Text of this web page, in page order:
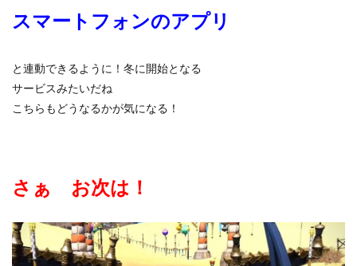
スマートフォンのアプリ
と連動できるように！冬に開始となる
サービスみたいだね
こちらもどうなるかが気になる！
さぁ お次は！